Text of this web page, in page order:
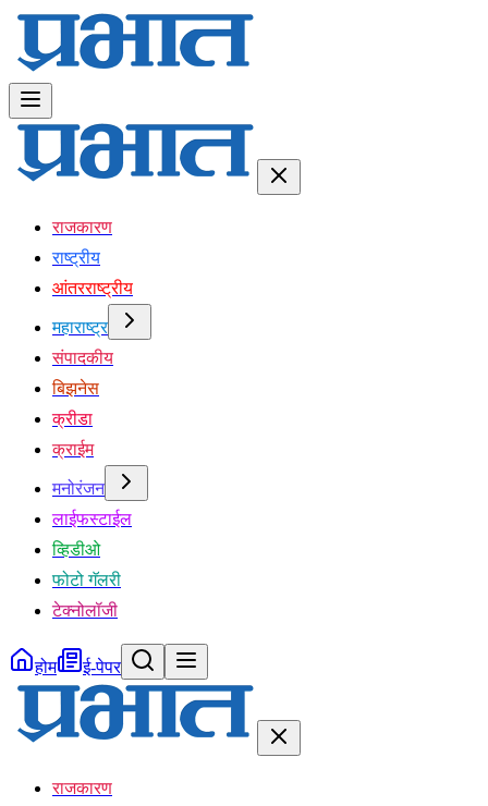
राजकारण
राष्ट्रीय
आंतरराष्ट्रीय
महाराष्ट्र
संपादकीय
बिझनेस
क्रीडा
क्राईम
मनोरंजन
लाईफस्टाईल
व्हिडीओ
फोटो गॅलरी
टेक्नोलॉजी
होम ई-पेपर
राजकारण